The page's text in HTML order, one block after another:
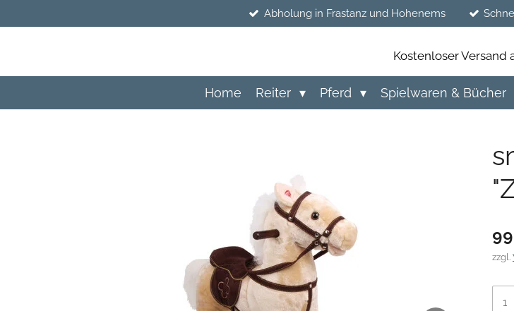
Hauptinhalt
Abholung in Frastanz und Hohenems
Kostenloser Versand
Home Reiter Pferd Spielwaren & Bücher
zzgl.